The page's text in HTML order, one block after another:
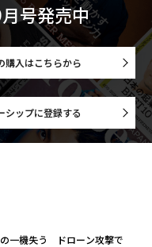
号発売中
購入はこちらから
シップに登録する
一機失う ドローン攻撃で